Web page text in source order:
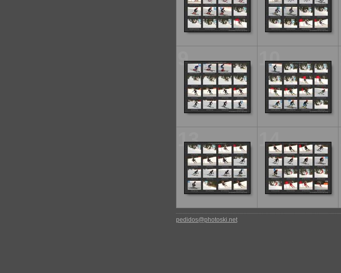
9 10
13 14
pedidos@photoski.net